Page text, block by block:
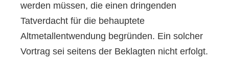
werden müssen, die einen dringenden
Tatverdacht für die behauptete
Altmetallentwendung begründen. Ein solcher
Vortrag sei seitens der Beklagten nicht erfolgt.